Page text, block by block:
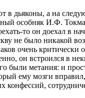
в дьяконы, а на
особняк И.Ф.
то он доехал в
не было никакой
очень критически
он встроился в
были метания: и
ему мозги
конфессий,